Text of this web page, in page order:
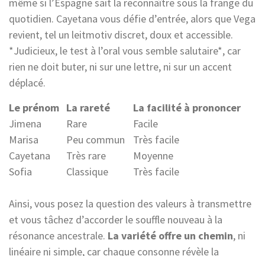
même si l’Espagne sait la reconnaître sous la frange du
quotidien. Cayetana vous défie d’entrée, alors que Vega
revient, tel un leitmotiv discret, doux et accessible.
*Judicieux, le test à l’oral vous semble salutaire*, car
rien ne doit buter, ni sur une lettre, ni sur un accent
déplacé.
Le prénom La rareté
La facilité à prononcer
Jimena
Rare
Facile
Marisa
Peu commun
Très facile
Cayetana
Très rare
Moyenne
Sofia
Classique Très facile
Ainsi, vous posez la question des valeurs à transmettre
et vous tâchez d’accorder le souffle nouveau à la
résonance ancestrale. La variété offre un chemin, ni
linéaire ni simple, car chaque consonne révèle la